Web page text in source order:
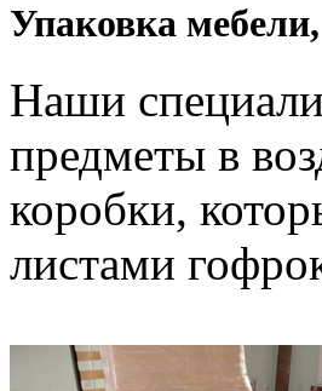
Упаковка
Наши
предметы в
коробки,
листами